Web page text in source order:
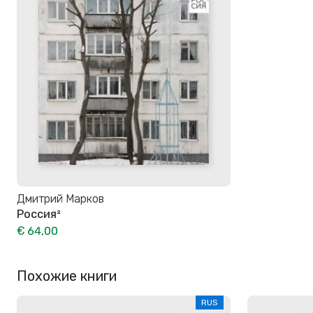
Дмитрий Марков
Россия²
€ 64,00
Похожие книги
RUS